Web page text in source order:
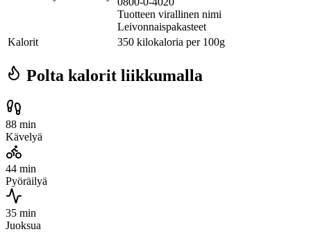
Tuotteen virallinen nimi
Leivonnaispakasteet
Kalorit
350 kilokaloria per 100g
Polta kalorit liikkumalla
88 min
Kävelyä
44 min
Pyöräilyä
35 min
Juoksua